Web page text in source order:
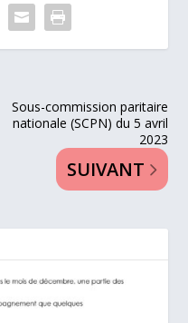
Sous-commission paritaire
nationale (SCPN) du 5 avril
2023
SUIVANT